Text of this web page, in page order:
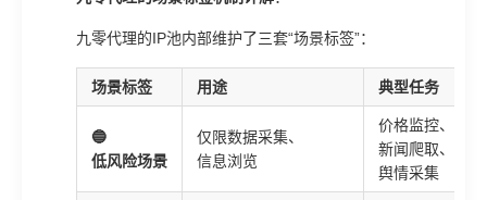
九零代理的IP池内部维护了三套“场景标签”：
场景标签 用途 典型任务
🔵
低风险场景
仅限数据采集、
信息浏览
价格监控、
新闻爬取、
舆情采集